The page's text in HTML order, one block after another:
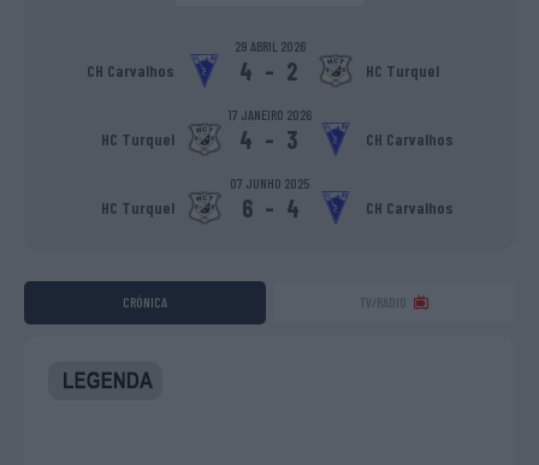
29 ABRIL 2026
CH Carvalhos 4 - 2 HC Turquel
17 JANEIRO 2026
HC Turquel 4 - 3 CH Carvalhos
07 JUNHO 2025
HC Turquel 6 - 4 CH Carvalhos
CRÓNICA TV/RADIO